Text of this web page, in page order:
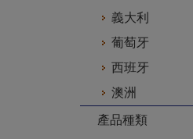
義大利
葡萄牙
西班牙
澳洲
產品種類